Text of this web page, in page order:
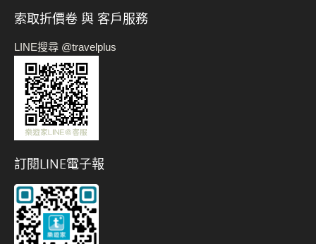
索取折價卷 與 客戶服務
LINE搜尋 @travelplus
訂閱LINE電子報